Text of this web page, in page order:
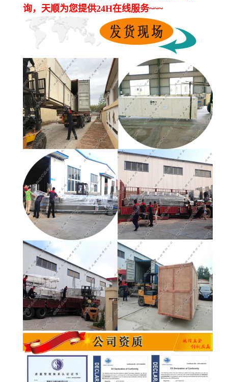
询，天顺为您提供24H在线服务~~~